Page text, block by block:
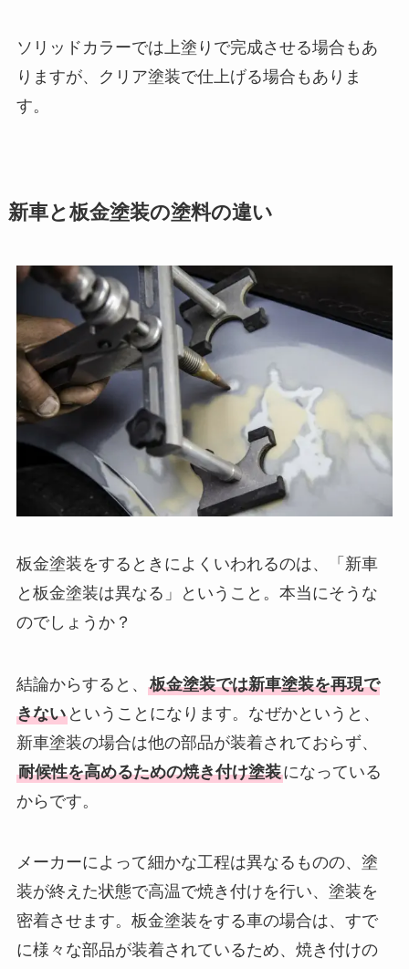
ソリッドカラーでは上塗りで完成させる場合もあ
りますが、クリア塗装で仕上げる場合もありま
す。
新車と板金塗装の塗料の違い
板金塗装をするときによくいわれるのは、「新車
と板金塗装は異なる」ということ。本当にそうな
のでしょうか？
結論からすると、 板金塗装では新車塗装を再現で
きないということになります。なぜかというと、
新車塗装の場合は他の部品が装着されておらず、
耐候性を高めるための焼き付け塗装になっている
からです。
メーカーによって細かな工程は異なるものの、塗
装が終えた状態で高温で焼き付けを行い、塗装を
密着させます。板金塗装をする車の場合は、すで
に様々な部品が装着されているため、焼き付けの